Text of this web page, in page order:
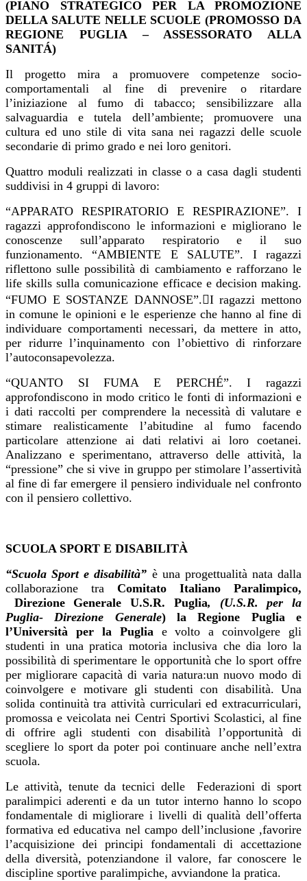
(PIANO STRATEGICO PER LA PROMOZIONE
DELLA SALUTE NELLE SCUOLE (PROMOSSO DA
REGIONE PUGLIA – ASSESSORATO ALLA
SANITÁ)
Il progetto mira a promuovere competenze socio-
comportamentali al fine di prevenire o ritardare
l’iniziazione al fumo di tabacco; sensibilizzare alla
salvaguardia e tutela dell’ambiente; promuovere una
cultura ed uno stile di vita sana nei ragazzi delle scuole
secondarie di primo grado e nei loro genitori.
Quattro moduli realizzati in classe o a casa dagli studenti
suddivisi in 4 gruppi di lavoro:
“APPARATO RESPIRATORIO E RESPIRAZIONE”. I
ragazzi approfondiscono le informazioni emigliorano le
conoscenze sull’apparato respiratorio e il suo
funzionamento. “AMBIENTE E SALUTE”. I ragazzi
riflettono sulle possibilità di cambiamento e rafforzano le
life skills sullacomunicazione efficace e decision making.
“FUMO E SOSTANZE DANNOSE”.􀀀I ragazzi mettono
incomune le opinioni e le esperienze che hanno al fine di
individuare comportamenti necessari, da mettere in atto,
per ridurre l’inquinamento con l’obiettivo di rinforzare
l’autoconsapevolezza.
“QUANTO SI FUMA E PERCHÉ”. I ragazzi
approfondiscono in modo critico le fonti di informazioni e
i dati raccolti per comprendere la necessità di valutare e
stimare realisticamente l’abitudine alfumo facendo
particolare attenzione ai dati relativi ai loro coetanei.
Analizzano e sperimentano, attraverso delle attività, la
“pressione” che si vive in gruppo per stimolare l’assertività
al fine difar emergere il pensiero individuale nel confronto
con il pensiero collettivo.
SCUOLA SPORT E DISABILITÀ
“Scuola Sport e disabilità” è una progettualità nata dalla
collaborazione
tra
Comitato Italiano Paralimpico,
Direzione Generale U.S.R. Puglia, (U.S.R. per la
Puglia- Direzione Generale) laRegione Pugliae
l’Università per la Puglia e volto a coinvolgere gli
studenti in una pratica motoria inclusiva che dia loro la
possibilità di sperimentare le opportunità che lo sport offre
per migliorare capacità di varia natura:un nuovo modo di
coinvolgere e motivare gli studenti con disabilità. Una
solida continuità tra attività curriculari ed extracurriculari,
promossa e veicolata nei Centri Sportivi Scolastici, al fine
di offrire agli studenti con disabilità l’opportunità di
scegliere lo sport da poter poi continuare anche nell’extra
scuola.
Le attività, tenute da tecnici delle
Federazioni di sport
paralimpici aderenti e da un tutor interno hanno lo scopo
fondamentale di migliorare i livelli di qualità dell’offerta
formativa ed educativa nel campo dell’inclusione ,favorire
l’acquisizione dei principi fondamentali di accettazione
della diversità, potenziandone il valore, far conoscere le
discipline sportive paralimpiche, avviandone la pratica.